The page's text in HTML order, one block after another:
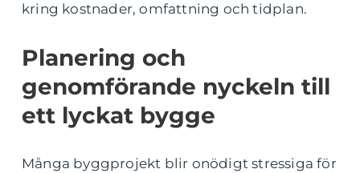
kring kostnader, omfattning och tidplan.
Planering och
genomförande nyckeln till
ett lyckat bygge
Många byggprojekt blir onödigt stressiga för